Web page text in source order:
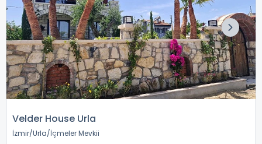
Velder House Urla
İzmir Urla İçmeler Mevkii